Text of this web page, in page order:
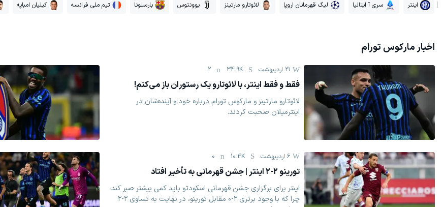
اینتر سری آ ایتالیا لیگ قهرمانان اروپا لائوتارو مارتینز یوونتوس بارسلونا تیم ملی فرانسه کیلیان امباپه
اخبارمارکوس تورام
21 اردیبهشت 34.9K
2
فقط و فقط اینتر، با لائوتارو یک رستوران باز می‌کنم!
لائوتارو مارتینز و مارکوس تورام درباره خود و آینده‌شان در
اینترمیلان صحبت کردند.
6 اردیبهشت 10.4K
0
تورینو ۲-۲ اینتر | جشن قهرمانی به تأخیر افتاد
اینتر برای برگزاری جشن قهرمانی اسکودتو باید کمی بیشتر صبر کند،
چرا که با وجود برتری ۲-۰ مقابل تورینو، در نهایت به تساوی ۲-۲